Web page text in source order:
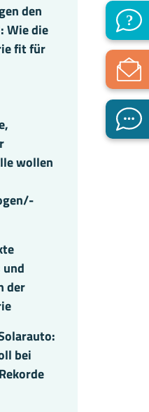
den
Wie die
fit für
wollen
der
bei